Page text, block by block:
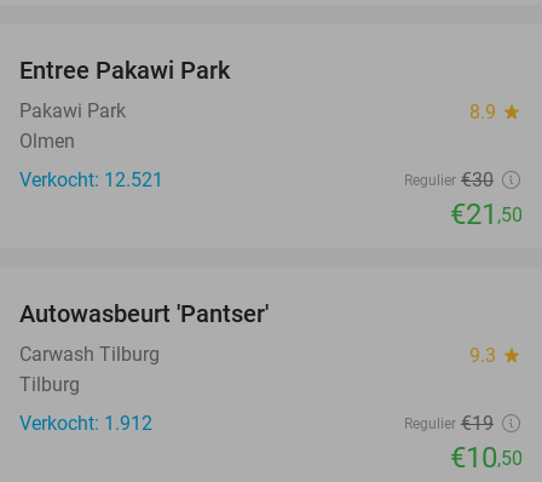
Entree Pakawi Park
Pakawi Park 8.9 star
Olmen
Verkocht: 12.521
Regulier €30
€21 ,50
Autowasbeurt 'Pantser'
Carwash Tilburg 9.3 star
Tilburg
Verkocht: 1.912
Regulier €19
€10,50